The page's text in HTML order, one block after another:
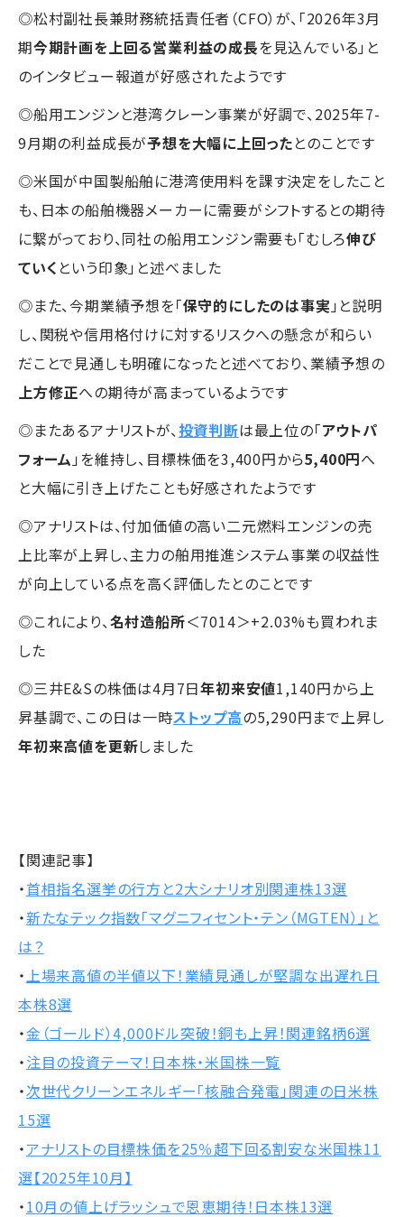
◎松村副社長兼財務統括責任者（CFO）が、「2026年3月
期今期計画を上回る営業利益の成長を見込んでいる」と
のインタビュー報道が好感されたようです
◎船用エンジンと港湾クレーン事業が好調で、2025年7-
9月期の利益成長が予想を大幅に上回ったとのことです
◎米国が中国製船舶に港湾使用料を課す決定をしたこと
も、日本の船舶機器メーカーに需要がシフトするとの期待
に繋がっており、同社の船用エンジン需要も「むしろ伸び
ていく という印象」と述べました
◎また、今期業績予想を「保守的にしたのは事実 」と説明
し、関税や信用格付けに対するリスクへの懸念が和らい
だことで見通しも明確になったと述べており、業績予想の
上方修正への期待が高まっているようです
◎またあるアナリストが、投資判断は最上位の「アウトパ
フォーム 」を維持し、目標株価を3,400円から5,400円へ
と大幅に引き上げたことも好感されたようです
◎アナリストは、付加価値の高い二元燃料エンジンの売
上比率が上昇し、主力の舶用推進システム事業の収益性
が向上している点を高く評価したとのことです
◎これにより、名村造船所＜7014＞+2.03%も買われま
した
◎三井E&Sの株価は4月7日年初来安値1,140円から上
昇基調で、この日は一時ストップ高の5,290円まで上昇し
年初来高値を更新しました
【関連記事】
・首相指名選挙の行方と2大シナリオ別関連株13選
・新たなテック指数「マグニフィセント・テン（MGTEN）」と
は？
・上場来高値の半値以下！業績見通しが堅調な出遅れ日
本株8選
・金（ゴールド）4,000ドル突破！銅も上昇！関連銘柄6選
・注目の投資テーマ！日本株・米国株一覧
・次世代クリーンエネルギー「核融合発電」関連の日米株
15選
・アナリストの目標株価を25％超下回る割安な米国株11
選【2025年10月】
・10月の値上げラッシュで恩恵期待！日本株13選